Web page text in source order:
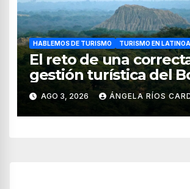
HABLEMOS DE TURISMO TURISMO EN
El reto de una
gestión turística del
de Pomac (en Perú)
AGO 3, 2026 ÁNGELA RÍOS